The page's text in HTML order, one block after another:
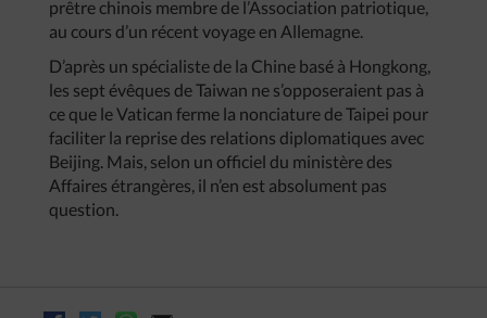
prêtre chinois membre de l’Association patriotique,
au cours d’un récent voyage en Allemagne.
D’après un spécialiste de la Chine basé à Hongkong,
les sept évêques de Taiwan ne s’opposeraient pas à
ce que le Vatican ferme la nonciature de Taipei pour
faciliter la reprise des relations diplomatiques avec
Beijing. Mais, selon un officiel du ministère des
Affaires étrangères, il n’en est absolument pas
question.